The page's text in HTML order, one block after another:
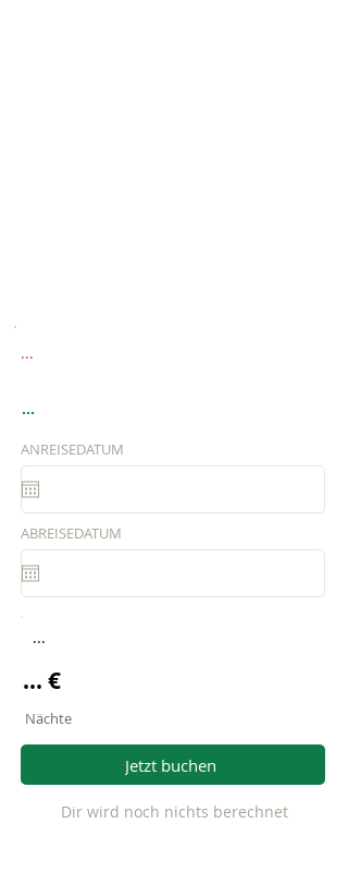
...
...
ANREISEDATUM
ABREISEDATUM
...
... €
Nächte
Jetzt buchen
Dir wird noch nichts berechnet